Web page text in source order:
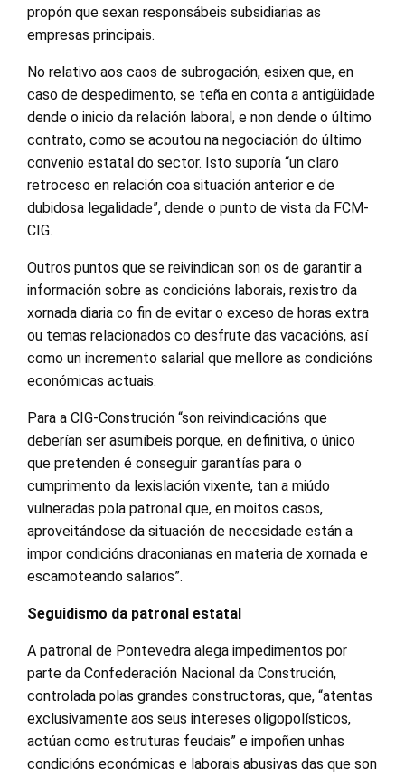
propón que sexan responsábeis subsidiarias as
empresas principais.
No relativo aos caos de subrogación, esixen que, en
caso de despedimento, se teña en conta a antigüidade
dende o inicio da relación laboral, e non dende o último
contrato, como se acoutou na negociación do último
convenio estatal do sector. Isto suporía “un claro
retroceso en relación coa situación anterior e de
dubidosa legalidade”, dende o punto de vista da FCM-
CIG.
Outros puntos que se reivindican son os de garantir a
información sobre as condicións laborais, rexistro da
xornada diaria co fin de evitar o exceso de horas extra
ou temas relacionados co desfrute das vacacións, así
como un incremento salarial que mellore as condicións
económicas actuais.
Para a CIG-Construción “son reivindicacións que
deberían ser asumíbeis porque, en definitiva, o único
que pretenden é conseguir garantías para o
cumprimento da lexislación vixente, tan a miúdo
vulneradas pola patronal que, en moitos casos,
aproveitándose da situación de necesidade están a
impor condicións draconianas en materia de xornada e
escamoteando salarios”.
Seguidismo da patronal estatal
A patronal de Pontevedra alega impedimentos por
parte da Confederación Nacional da Construción,
controlada polas grandes constructoras, que, “atentas
exclusivamente aos seus intereses oligopolísticos,
actúan como estruturas feudais” e impoñen unhas
condicións económicas e laborais abusivas das que son